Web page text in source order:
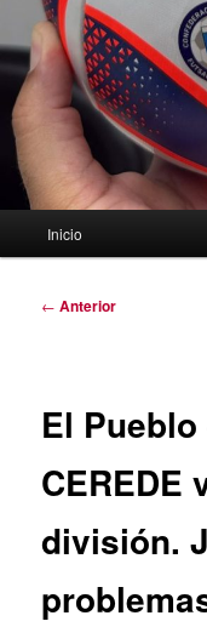
Inicio
Navegación
← Anterior
El
CEREDE
división.